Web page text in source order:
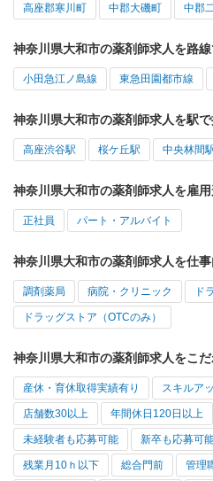
高座郡寒川町 中郡大磯町 中郡
神奈川県大和市の薬剤師求人を路
小田急江ノ島線 東急田園都市線
神奈川県大和市の薬剤師求人を駅
高座渋谷駅 桜ケ丘駅 中央林間
神奈川県大和市の薬剤師求人を雇
正社員 パート・アルバイト
神奈川県大和市の薬剤師求人を仕
調剤薬局 病院・クリニック ド
ドラッグストア（OTCのみ）
神奈川県大和市の薬剤師求人をこ
産休・育休取得実績有り スキルア
店舗数30以上 年間休日120日以上
未経験者も応募可能 新卒も応募可
残業月10ｈ以下 総合門前 管理